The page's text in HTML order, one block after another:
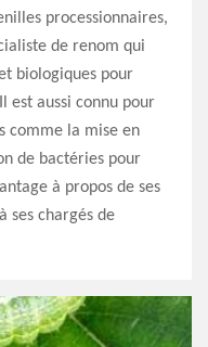
processionnaires,
de renom qui
biologiques pour
est aussi connu pour
comme la mise en
de bactéries pour
à propos de ses
ses chargés de